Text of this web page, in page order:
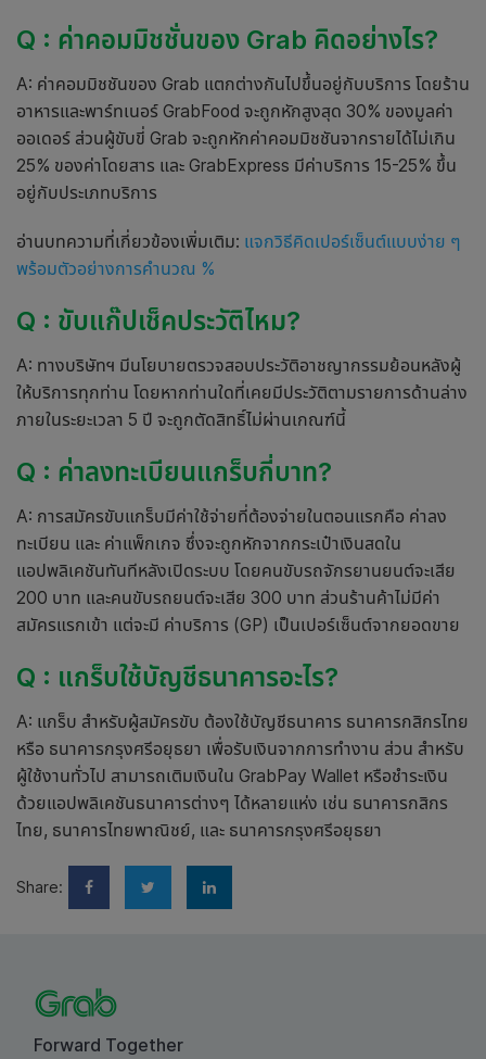
Q : ค่าคอมมิชชั่นของ Grab คิดอย่างไร?
A: ค่าคอมมิชชันของ Grab แตกต่างกันไปขึ้นอยู่กับบริการ โดยร้าน
อาหารและพาร์ทเนอร์ GrabFood จะถูกหักสูงสุด 30% ของมูลค่า
ออเดอร์ ส่วนผู้ขับขี่ Grab จะถูกหักค่าคอมมิชชันจากรายได้ไม่เกิน
25% ของค่าโดยสาร และ GrabExpress มีค่าบริการ 15-25% ขึ้น
อยู่กับประเภทบริการ
อ่านบทความที่เกี่ยวข้องเพิ่มเติม: แจกวิธีคิดเปอร์เซ็นต์แบบง่าย ๆ
พร้อมตัวอย่างการคำนวณ %
Q : ขับแก๊ปเช็คประวัติไหม?
A: ทางบริษัทฯ มีนโยบายตรวจสอบประวัติอาชญากรรมย้อนหลังผู้
ให้บริการทุกท่าน โดยหากท่านใดที่เคยมีประวัติตามรายการด้านล่าง
ภายในระยะเวลา 5 ปี จะถูกตัดสิทธิ์ไม่ผ่านเกณฑ์นี้
Q : ค่าลงทะเบียนแกร็บกี่บาท?
A: การสมัครขับแกร็บมีค่าใช้จ่ายที่ต้องจ่ายในตอนแรกคือ ค่าลง
ทะเบียน และ ค่าแพ็กเกจ ซึ่งจะถูกหักจากกระเป๋าเงินสดใน
แอปพลิเคชันทันทีหลังเปิดระบบ โดยคนขับรถจักรยานยนต์จะเสีย
200 บาท และคนขับรถยนต์จะเสีย 300 บาท ส่วนร้านค้าไม่มีค่า
สมัครแรกเข้า แต่จะมี ค่าบริการ (GP) เป็นเปอร์เซ็นต์จากยอดขาย
Q : แกร็บใช้บัญชีธนาคารอะไร?
A: แกร็บ สำหรับผู้สมัครขับ ต้องใช้บัญชีธนาคาร ธนาคารกสิกรไทย
หรือ ธนาคารกรุงศรีอยุธยา เพื่อรับเงินจากการทำงาน ส่วน สำหรับ
ผู้ใช้งานทั่วไป สามารถเติมเงินใน GrabPay Wallet หรือชำระเงิน
ด้วยแอปพลิเคชันธนาคารต่างๆ ได้หลายแห่ง เช่น ธนาคารกสิกร
ไทย, ธนาคารไทยพาณิชย์, และ ธนาคารกรุงศรีอยุธยา
Share:
Forward Together